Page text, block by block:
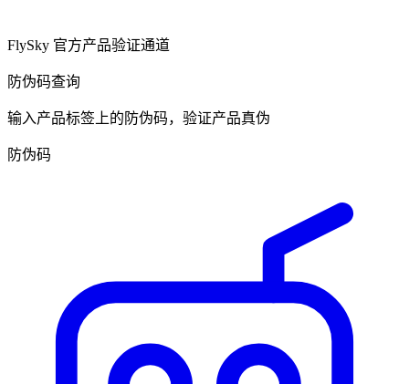
FlySky 官方产品验证通道
防伪码查询
输入产品标签上的防伪码，验证产品真伪
防伪码